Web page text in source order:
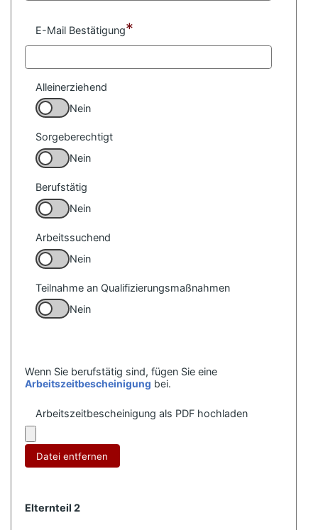
E-Mail Bestätigung*
Alleinerziehend
Nein
Sorgeberechtigt
Nein
Berufstätig
Nein
Arbeitssuchend
Nein
Teilnahme an Qualifizierungsmaßnahmen
Nein
Wenn Sie berufstätig sind, fügen Sie eine
Arbeitszeitbescheinigung bei.
Arbeitszeitbescheinigung als PDF hochladen
Datei entfernen
Elternteil 2